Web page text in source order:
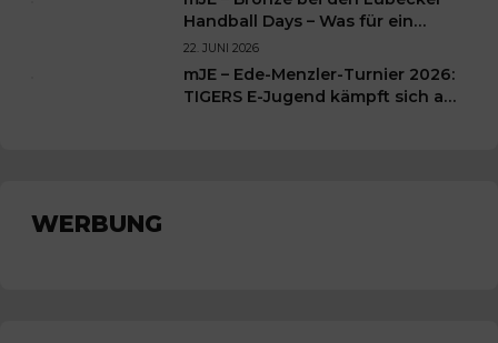
Handball Days – Was für ein
Wochenende für unsere kleinen
TIGERS
22. JUNI 2026
mJE – Ede-Menzler-Turnier 2026:
TIGERS E-Jugend kämpft sich auf
WERBUNG